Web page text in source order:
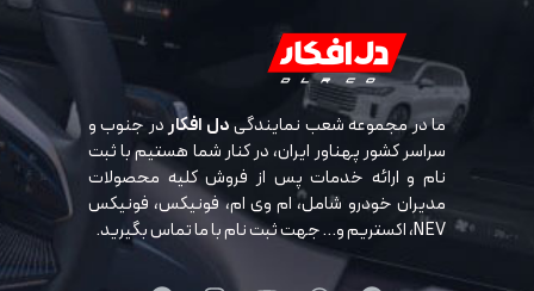
ما در مجموعه شعب نمایندگیدل افکاردر جنوب و
سراسر کشور پهناور ایران، در کنار شما هستیم با ثبت
نام و ارائه خدمات پس از فروش کلیه محصولات
مدیران خودرو شامل، ام وی ام، فونیکس، فونیکس
NEV، اکستریم و… جهت ثبت نام با ما تماس بگیرید.